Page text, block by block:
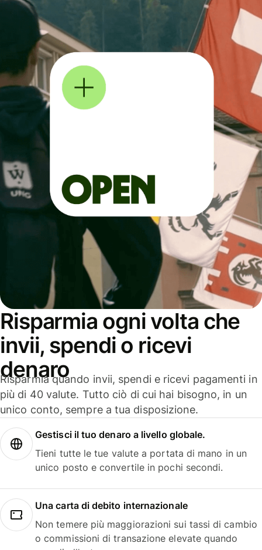
Risparmia ogni volta che
invii, spendi o ricevi
denaro
Risparmia quando invii, spendi e ricevi pagamenti in
più di 40 valute. Tutto ciò di cui hai bisogno, in un
unico conto, sempre a tua disposizione.
Gestisci il tuo denaro a livello globale.
Tieni tutte le tue valute a portata di mano in un
unico posto e convertile in pochi secondi.
Una carta di debito internazionale
Non temere più maggiorazioni sui tassi di cambio
o commissioni di transazione elevate quando